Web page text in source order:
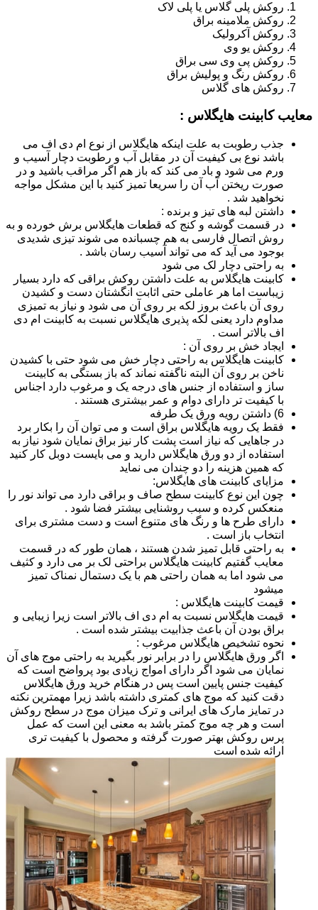
روکش پلی گلاس یا پلی لاک
روکش ملامینه براق
روکش آکرولیک
روکش یو وی
روکش پی وی سی براق
روکش رنگ و پولیش براق
روکش های گلاس
معایب کابینت هایگلاس :
جذب رطوبت به علت اینکه هایگلاس از نوع ام دی اف می
باشد نوع بی کیفیت آن در مقابل آب و رطوبت دچار آسیب و
ورم می شود و باد می کند که باز هم اگر مراقب باشید و در
صورت ریختن آب آن را سریعا تمیز کنید با این مشکل مواجه
نخواهید شد .
داشتن لبه های تیز و برنده :
در قسمت گوشه و کنج که قطعات هایگلاس برش خورده و به
روش اتصال فارسی به هم چسبانده می شوند تیزی شدیدی
بوجود می آید که می تواند آسیب رسان باشد .
به راحتی دچار لک می شود
کابینت هایگلاس به علت داشتن روکش براقی که دارد بسیار
زیباست اما هر عاملی حتی اثابت انگشتان دست و کشیدن
روی آن باعث بروز لکه بر روی آن می شود و نیاز به تمیزی
مداوم دارد یعنی لکه پذیری هایگلاس نسبت به کابینت ام دی
اف بالاتر است .
ایجاد خش بر روی آن :
کابینت هایگلاس به راحتی دچار خش می شود حتی با کشیدن
ناخن بر روی آن البته ناگفته نماند که باز بستگی به کابینت
ساز و استفاده از جنس های درجه یک و مرغوب دارد اجناس
با کیفیت تر دارای دوام و عمر بیشتری هستند .
6) داشتن رویه ورق یک طرفه
فقط یک رویه هایگلاس براق است و می توان آن را بکار برد
در جاهایی که نیاز است پشت کار نیز براق نمایان شود نیاز به
استفاده از دو ورق هایگلاس دارید و می بایست دوبل کار کنید
که همین هزینه را دو چندان می نماید
مزایای کابینت های هایگلاس:
چون این نوع کابینت سطح صاف و براقی دارد می تواند نور را
منعکس کرده و سبب روشنایی بیشتر فضا شود .
دارای طرح ها و رنگ های متنوع است و دست مشتری برای
انتخاب باز است .
به راحتی قابل تمیز شدن هستند ، همان طور که در قسمت
معایب گفتیم کابینت هایگلاس براحتی لک بر می دارد و کثیف
می شود اما به همان راحتی هم با یک دستمال نمناک تمیز
میشود
قیمت کابینت هایگلاس :
قیمت هایگلاس نسبت به ام دی اف بالاتر است زیرا زیبایی و
براق بودن آن باعث جذابیت بیشتر شده است .
نحوه تشخیص هایگلاس مرغوب :
اگر ورق هایگلاس را در برابر نور بگیرید به راحتی موج های آن
نمایان می شود اگر دارای امواج زیادی بود پرواضح است که
کیفیت جنس پایین است پس در هنگام خرید ورق هایگلاس
دقت کنید که موج های کمتری داشته باشد زیرا مهمترین نکته
در تمایز مارک های ایرانی و ترک میزان موج در سطح روکش
است و هر چه موج کمتر باشد به معنی این است که عمل
پرس روکش بهتر صورت گرفته و محصول با کیفیت تری
ارائه شده است